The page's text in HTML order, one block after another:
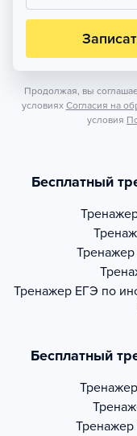
Продолжая, вы
условиях Согласия на
условия
Бесплатный
Тренажер
Тренажер ЕГЭ по
Бесплатный
Тренажер
Тренажер